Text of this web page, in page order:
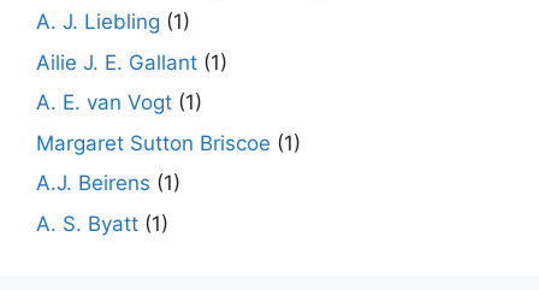
A. J. Liebling (1)
Ailie J. E. Gallant (1)
A. E. van Vogt (1)
Margaret Sutton Briscoe (1)
A.J. Beirens (1)
A. S. Byatt (1)